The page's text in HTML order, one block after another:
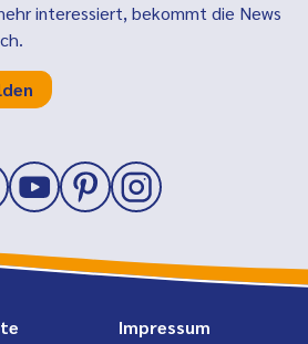
interessiert, bekommt die News
Impressum